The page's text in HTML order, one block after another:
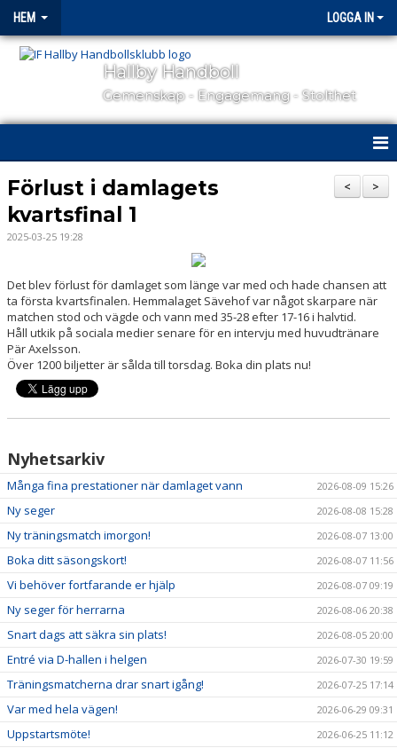
HEM LOGGA IN
Hallby Handboll
Gemenskap - Engagemang - Stolthet
HEM
HALLBY I SAMHÄLLET
OM KLUBBEN
KONTAKT
SAMARBETSPARTNERS
KALENDER
HEMMAVINSTEN
BILDGALLERI
>
<
Förlust i damlagets
kvartsfinal 1
2025-03-25 19:28
Det blev förlust för damlaget som länge var med och hade chansen att
ta första kvartsfinalen. Hemmalaget Sävehof var något skarpare när
matchen stod och vägde och vann med 35-28 efter 17-16 i halvtid.
Håll utkik på sociala medier senare för en intervju med huvudtränare
Pär Axelsson.
Över 1200 biljetter är sålda till torsdag. Boka din plats nu!
Nyhetsarkiv
Många fina prestationer när damlaget vann 2026-08-09 15:26
Ny seger 2026-08-08 15:28
Ny träningsmatch imorgon! 2026-08-07 13:00
Boka ditt säsongskort! 2026-08-07 11:56
Vi behöver fortfarande er hjälp 2026-08-07 09:19
Ny seger för herrarna 2026-08-06 20:38
Snart dags att säkra sin plats! 2026-08-05 20:00
Entré via D-hallen i helgen 2026-07-30 19:59
Träningsmatcherna drar snart igång! 2026-07-25 17:14
Var med hela vägen! 2026-06-29 09:31
Uppstartsmöte! 2026-06-25 11:12